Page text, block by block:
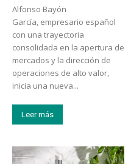
Alfonso Bayón
García, empresario español
con una trayectoria
consolidada en la apertura de
mercados y la dirección de
operaciones de alto valor,
inicia una nueva...
Leer más